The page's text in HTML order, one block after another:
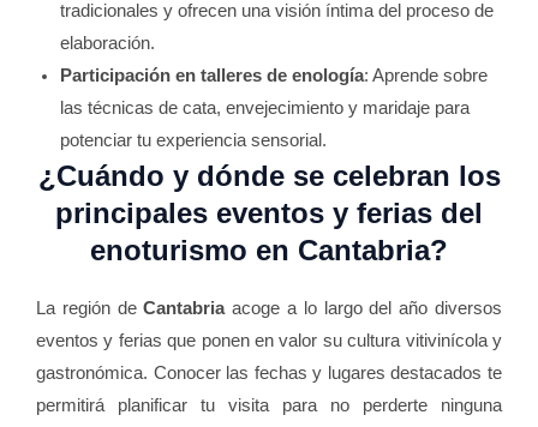
tradicionales y ofrecen una visión íntima del proceso de
elaboración.
Participación en talleres de enología: Aprende sobre
las técnicas de cata, envejecimiento y maridaje para
potenciar tu experiencia sensorial.
¿Cuándo y dónde se celebran los
principales eventos y ferias del
enoturismo en Cantabria?
La región deCantabriaacoge a lo largo del año diversos
eventos y ferias que ponen en valor su cultura vitivinícola y
gastronómica. Conocer las fechas y lugares destacados te
permitirá planificar tu visita para no perderte ninguna